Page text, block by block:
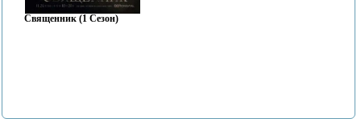
Священник (1 Сезон)